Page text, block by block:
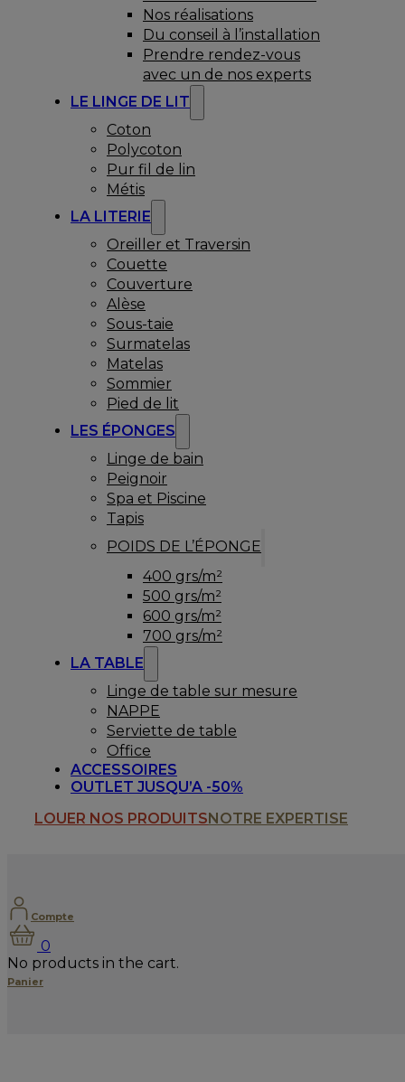
Nos réalisations
Du conseil à l’installation
Prendre rendez-vous
avec un de nos experts
LE LINGE DE LIT
Coton
Polycoton
Pur fil de lin
Métis
LA LITERIE
Oreiller et Traversin
Couette
Couverture
Alèse
Sous-taie
Surmatelas
Matelas
Sommier
Pied de lit
LES ÉPONGES
Linge de bain
Peignoir
Spa et Piscine
Tapis
POIDS DE L’ÉPONGE
400 grs/m²
500 grs/m²
600 grs/m²
700 grs/m²
LA TABLE
Linge de table sur mesure
NAPPE
Serviette de table
Office
ACCESSOIRES
OUTLET JUSQU’A -50%
LOUER NOS PRODUITSNOTRE EXPERTISE
Compte
0
No products in the cart.
Panier